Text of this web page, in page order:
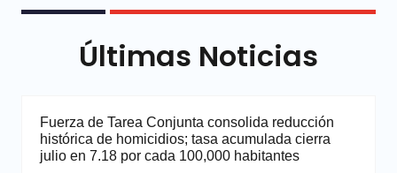
Últimas Noticias
Fuerza de Tarea Conjunta consolida reducción
histórica de homicidios; tasa acumulada cierra
julio en 7.18 por cada 100,000 habitantes